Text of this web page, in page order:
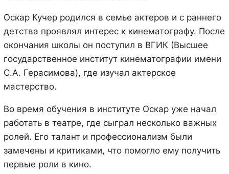
Оскар Кучер родился в семье актеров и с раннего
детства проявлял интерес к кинематографу. После
окончания школы он поступил в ВГИК (Высшее
государственное институт кинематографии имени
С.А. Герасимова), где изучал актерское
мастерство.
Во время обучения в институте Оскар уже начал
работать в театре, где сыграл несколько важных
ролей. Его талант и профессионализм были
замечены и критиками, что помогло ему получить
первые роли в кино.